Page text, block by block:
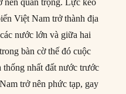
Việt Nam trở thành địa
nước lớn và giữa hai
bàn cờ thế đó cuộc
thống nhất đất nước trước
trở nên phức tạp, gay